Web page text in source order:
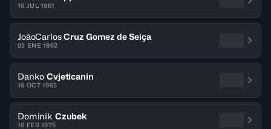
16 JUL 1961
JoãoCarlos Cruz Gomez de Seiça
03 ENE 1962
Danko Cvjeticanin
16 OCT 1963
Dominik Czubek
16 FEB 1975